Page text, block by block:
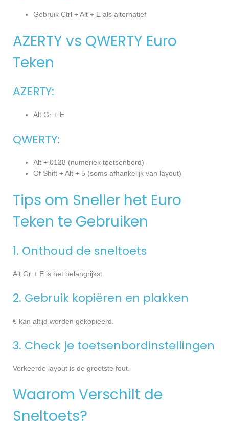
Gebruik Ctrl + Alt + E als alternatief
AZERTY vs QWERTY Euro
Teken
AZERTY:
Alt Gr + E
QWERTY:
Alt + 0128 (numeriek toetsenbord)
Of Shift + Alt + 5 (soms afhankelijk van layout)
Tips om Sneller het Euro
Teken te Gebruiken
1. Onthoud de sneltoets
Alt Gr + E is het belangrijkst.
2. Gebruik kopiëren en plakken
€ kan altijd worden gekopieerd.
3. Check je toetsenbordinstellingen
Verkeerde layout is de grootste fout.
Waarom Verschilt de
Sneltoets?